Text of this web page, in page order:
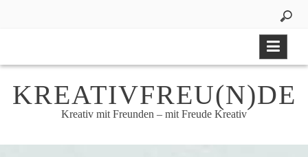
KREATIVFREU(N)DE
Kreativ mit Freunden – mit Freude Kreativ